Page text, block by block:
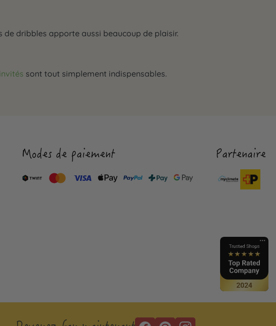
de dribbles apporte aussi beaucoup de plaisir.
sont tout simplement indispensables.
Modes de paiement Partenaire